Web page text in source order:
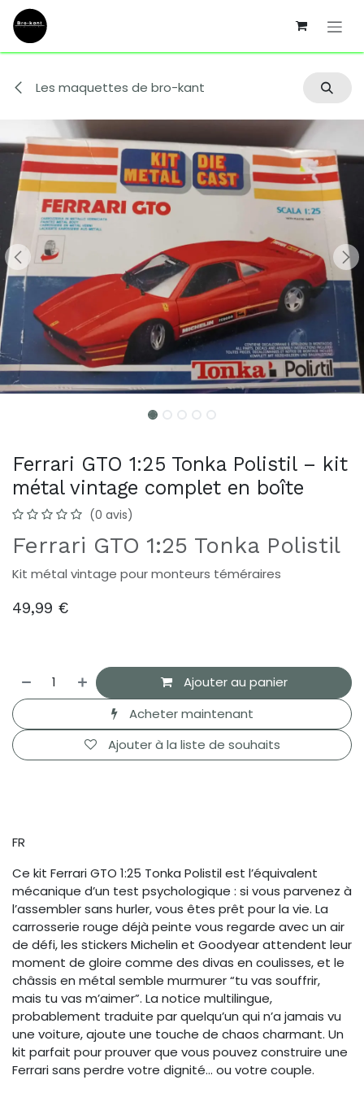
Se rendre au contenu
Les maquettes de bro-kant
Ferrari GTO 1:25 Tonka Polistil – kit
métal vintage complet en boîte
(0 avis)
Ferrari GTO 1:25 Tonka Polistil
Kit métal vintage pour monteurs téméraires
49,99 €
Ajouter au panier
Acheter maintenant
Ajouter à la liste de souhaits
FR
Ce kit Ferrari GTO 1:25 Tonka Polistil est l’équivalent
mécanique d’un test psychologique : si vous parvenez à
l’assembler sans hurler, vous êtes prêt pour la vie. La
carrosserie rouge déjà peinte vous regarde avec un air
de défi, les stickers Michelin et Goodyear attendent leur
moment de gloire comme des divas en coulisses, et le
châssis en métal semble murmurer “tu vas souffrir,
mais tu vas m’aimer”. La notice multilingue,
probablement traduite par quelqu’un qui n’a jamais vu
une voiture, ajoute une touche de chaos charmant. Un
kit parfait pour prouver que vous pouvez construire une
Ferrari sans perdre votre dignité… ou votre couple.